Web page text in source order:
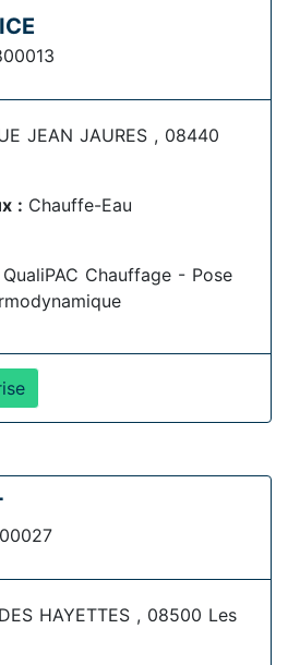
JEAN JAURES , 08440
: Chauffe-Eau
QualiPAC Chauffage - Pose
HAYETTES , 08500 Les